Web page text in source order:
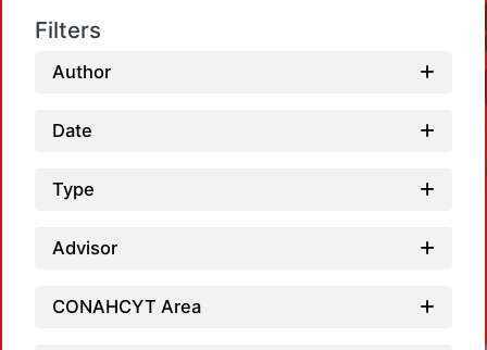
Filters
Author
Date
Type
Advisor
CONAHCYT Area